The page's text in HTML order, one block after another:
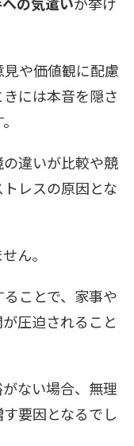
や価値観に配慮
には本音を隠さ
違いが比較や競
レスの原因とな
ん。
ことで、家事や
圧迫されること
ない場合、無理
要因となるでし